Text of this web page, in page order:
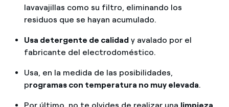
lavavajillas como su filtro, eliminando los
residuos que se hayan acumulado.
Usa detergente de calidady avalado por el
fabricante del electrodoméstico.
Usa, en la medida de las posibilidades,
programas con temperatura no muy elevada.